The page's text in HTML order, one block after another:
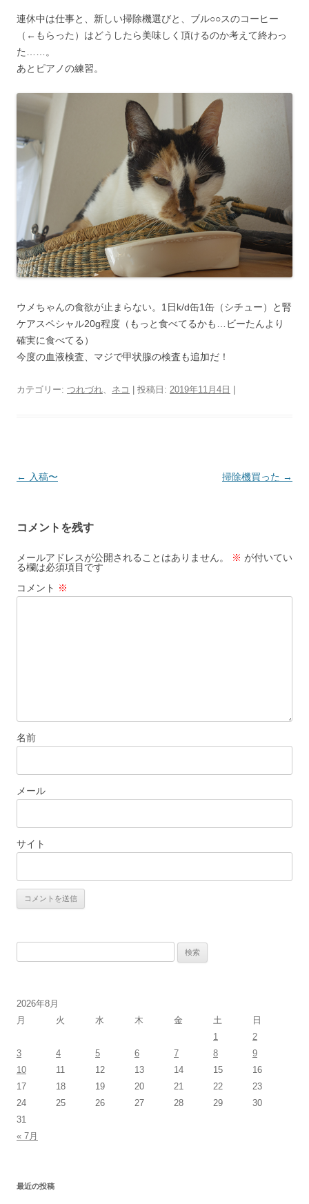
連休中は仕事と、新しい掃除機選びと、ブル○○スのコーヒー
（←もらった）はどうしたら美味しく頂けるのか考えて終わっ
た……。
あとピアノの練習。
ウメちゃんの食欲が止まらない。1日k/d缶1缶（シチュー）と腎
ケアスペシャル20g程度（もっと食べてるかも…ビーたんより
確実に食べてる）
今度の血液検査、マジで甲状腺の検査も追加だ！
カテゴリー: つれづれ ネコ | 投稿日: 2019年11月4日 |
投
ビ
ゲ
ー
シ
← 入稿〜 掃除機買った →
コメントを残す
メールアドレスが公開されることはありません。 ※ が付いてい
る欄は必須項目です
コメント ※
名前
メール
サイト
索:
2026年8月
月
火 水 木 金 土
日
1
2
3
4 5 6 7 8
9
10
11 12 13 14 15
16
17
18 19 20 21 22
23
24
25 26 27 28 29
30
31
« 7月
最近の投稿